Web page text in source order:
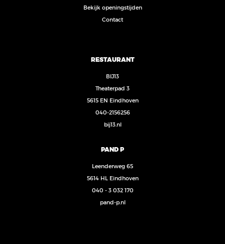
Bekijk openingstijden
Contact
RESTAURANT
BIJ13
Theaterpad 3
5615 EN Eindhoven
040-2156256
bij13.nl
PAND P
Leenderweg 65
5614 HL Eindhoven
040 - 3 032 170
pand-p.nl